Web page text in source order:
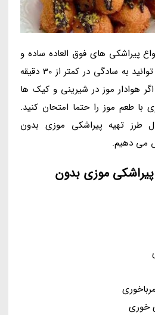
پیراشکی های فوق العاده ساده و
خوشمزه است و شما می توانید به سادگی در کمتر از 30 دقیقه
هوادار موز در شیرینی و کیک ها
با طعم موز را حتما امتحان کنید.
طرز تهیه پیراشکی موزی بدون
می دهیم.
پیراشکی موزی بدون
خوری